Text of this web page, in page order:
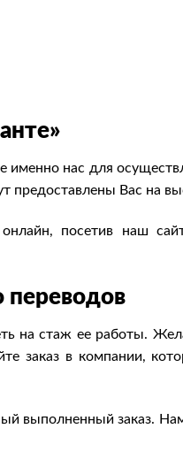
нас для
Вас на
посетив наш
переводов
на стаж ее работы.
заказ в компании,
выполненный заказ.